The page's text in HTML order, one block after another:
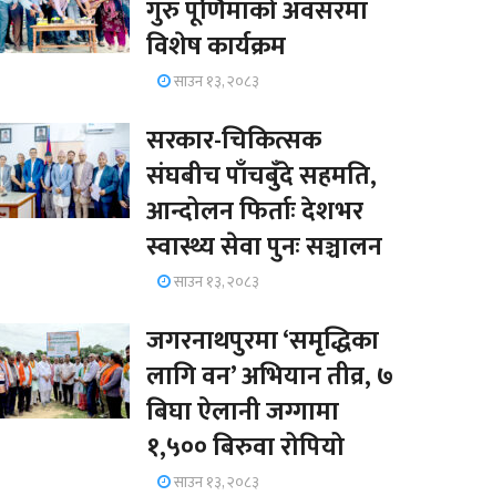
गुरु पूर्णिमाको अवसरमा
विशेष कार्यक्रम
साउन १३, २०८३
सरकार-चिकित्सक
संघबीच पाँचबुँदे सहमति,
आन्दोलन फिर्ताः देशभर
स्वास्थ्य सेवा पुनः सञ्चालन
साउन १३, २०८३
जगरनाथपुरमा ‘समृद्धिका
लागि वन’ अभियान तीव्र, ७
बिघा ऐलानी जग्गामा
१,५०० बिरुवा रोपियो
साउन १३, २०८३